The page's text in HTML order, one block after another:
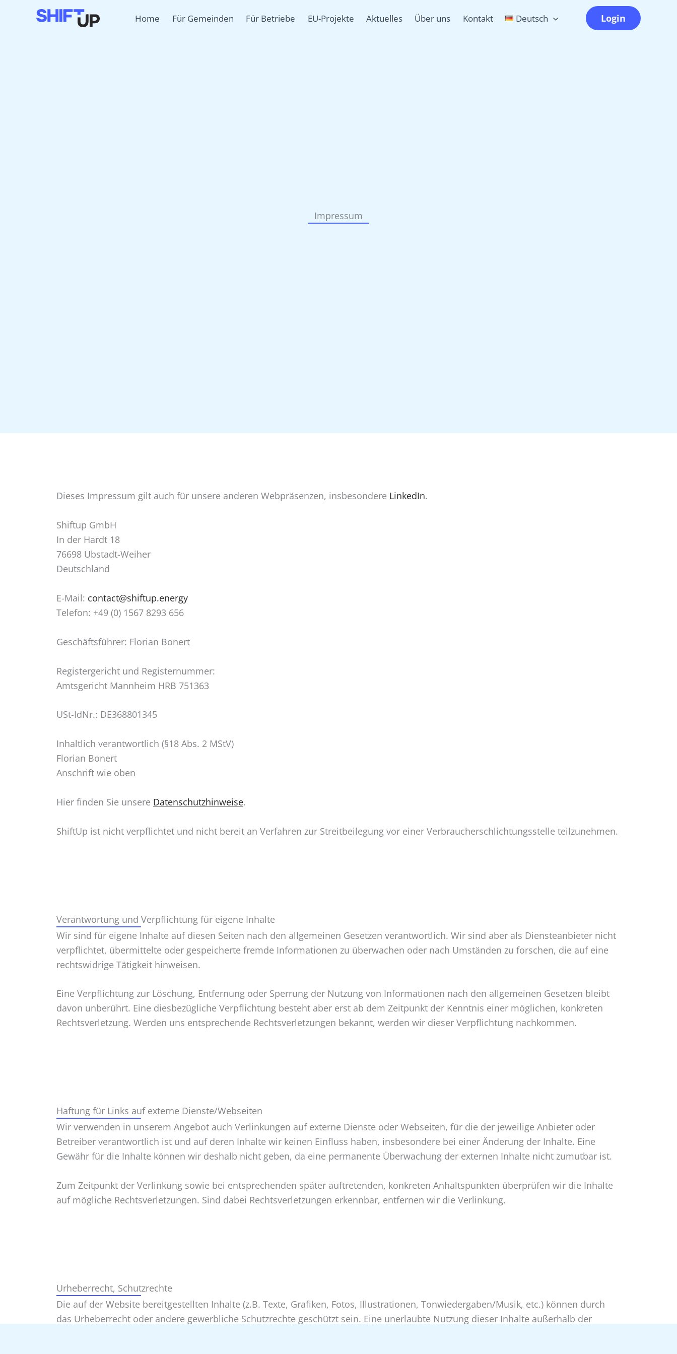
Home Für Gemeinden Für Betriebe EU-Projekte Aktuelles Über uns Kontakt Deutsch Login
Impressum
Dieses Impressum gilt auch für unsere anderen Webpräsenzen, insbesondere LinkedIn.
Shiftup GmbH
In der Hardt 18
76698 Ubstadt-Weiher
Deutschland
E-Mail: contact@shiftup.energy
Telefon: +49 (0) 1567 8293 656
Geschäftsführer: Florian Bonert
Registergericht und Registernummer:
Amtsgericht Mannheim HRB 751363
USt-IdNr.: DE368801345
Inhaltlich verantwortlich (§18 Abs. 2 MStV)
Florian Bonert
Anschrift wie oben
Hier finden Sie unsere Datenschutzhinweise.
ShiftUp ist nicht verpflichtet und nicht bereit an Verfahren zur Streitbeilegung vor einer Verbraucherschlichtungsstelle teilzunehmen.
Verantwortung und Verpflichtung für eigene Inhalte
Wir sind für eigene Inhalte auf diesen Seiten nach den allgemeinen Gesetzen verantwortlich. Wir sind aber als Diensteanbieter nicht
verpflichtet, übermittelte oder gespeicherte fremde Informationen zu überwachen oder nach Umständen zu forschen, die auf eine
rechtswidrige Tätigkeit hinweisen.
Eine Verpflichtung zur Löschung, Entfernung oder Sperrung der Nutzung von Informationen nach den allgemeinen Gesetzen bleibt
davon unberührt. Eine diesbezügliche Verpflichtung besteht aber erst ab dem Zeitpunkt der Kenntnis einer möglichen, konkreten
Rechtsverletzung. Werden uns entsprechende Rechtsverletzungen bekannt, werden wir dieser Verpflichtung nachkommen.
Haftung für Links auf externe Dienste/Webseiten
Wir verwenden in unserem Angebot auch Verlinkungen auf externe Dienste oder Webseiten, für die der jeweilige Anbieter oder
Betreiber verantwortlich ist und auf deren Inhalte wir keinen Einfluss haben, insbesondere bei einer Änderung der Inhalte. Eine
Gewähr für die Inhalte können wir deshalb nicht geben, da eine permanente Überwachung der externen Inhalte nicht zumutbar ist.
Zum Zeitpunkt der Verlinkung sowie bei entsprechenden später auftretenden, konkreten Anhaltspunkten überprüfen wir die Inhalte
auf mögliche Rechtsverletzungen. Sind dabei Rechtsverletzungen erkennbar, entfernen wir die Verlinkung.
Urheberrecht, Schutzrechte
Die auf der Website bereitgestellten Inhalte (z.B. Texte, Grafiken, Fotos, Illustrationen, Tonwiedergaben/Musik, etc.) können durch
das Urheberrecht oder andere gewerbliche Schutzrechte geschützt sein. Eine unerlaubte Nutzung dieser Inhalte außerhalb der